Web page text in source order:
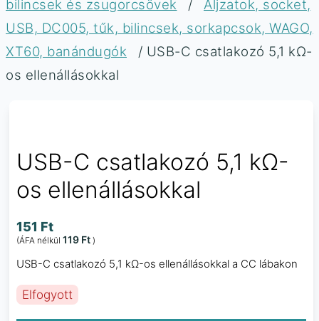
bilincsek és zsugorcsövek
/
Aljzatok, socket,
USB, DC005, tűk, bilincsek, sorkapcsok, WAGO,
XT60, banándugók
/ USB-C csatlakozó 5,1 kΩ-
os ellenállásokkal
USB-C csatlakozó 5,1 kΩ-
os ellenállásokkal
151 Ft
(ÁFA nélkül 119 Ft )
USB-C csatlakozó 5,1 kΩ-os ellenállásokkal a CC lábakon
Elfogyott